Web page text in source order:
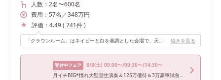
人数： 2名〜600名
費用： 57名 ／348万円
評価： 4.49( 741件)
「クラウンルーム」はネイビーと白を基調とした会場で、天井がミラーなのでシャンデリアが反射してキラキラ・ラグジュアリーな雰囲気です。見学時に一目ぼれして、最終的にこの会場が結婚式場選びの決め手になりました。 また、グランメゾン「シャンボール」のお料理がでてくることも、おもてなしを重視していた私たちの希望にぴったりでした。ちなみに、高層階(28階、地上100m)にあるので、夜は大きな窓から大阪の夜景が一望出来て綺麗です。ナイトウェディングにもおすすめです♡ 続きを見る
受付中フェア 8/8(土) 09:00〜/09:30〜/14:30〜
月イチBIG*憧れ大聖堂生演奏＆125万優待＆3万豪華試食&スイーツ